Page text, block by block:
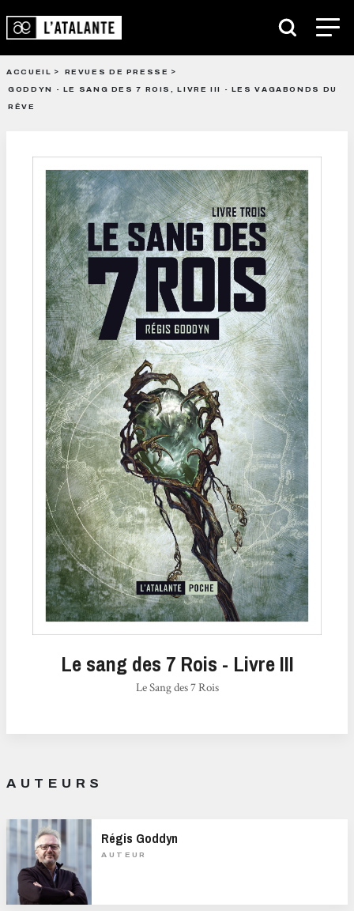
ACCUEIL
REVUES DE PRESSE
GODDYN - LE SANG DES 7 ROIS, LIVRE III - LES VAGABONDS DU
RÊVE
Le sang des 7 Rois - Livre III
Le Sang des 7 Rois
AUTEURS
Régis Goddyn
AUTEUR